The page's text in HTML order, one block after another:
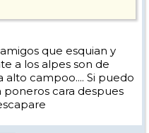
que esquian y
a los alpes son de
alto campoo.... Si puedo
poneros cara despues